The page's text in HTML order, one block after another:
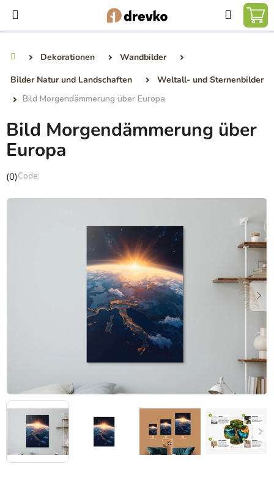
Inhalt
springen
Suchen
Dekorationen
Wandbilder
Bilder Natur und Landschaften
Weltall- und Sternenbilder
Bild Morgendämmerung über Europa
Bild Morgendämmerung über
Europa
Die
Produktbewertung
(0)